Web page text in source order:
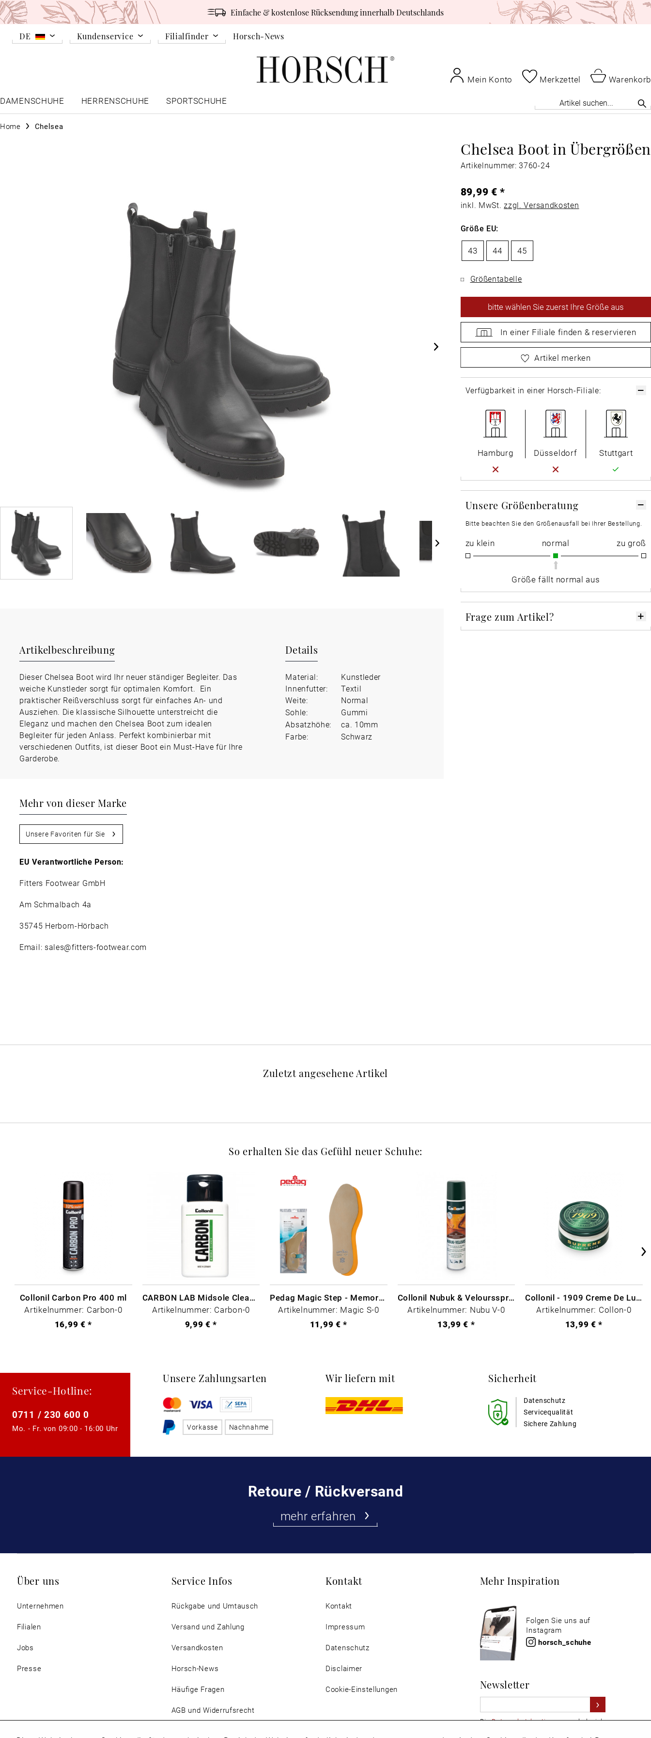
Einfache & kostenlose Rücksendung innerhalb Deutschlands
DE Kundenservice Filialfinder Horsch-News
Mein Konto Merkzettel
Warenkorb
DAMENSCHUHE
HERRENSCHUHE SPORTSCHUHE
Home Chelsea
Chelsea Boot in Übergrößen
Artikelnummer: 3760-24
Artikelbeschreibung
Dieser Chelsea Boot wird Ihr neuer ständiger Begleiter. Das
weiche Kunstleder sorgt für optimalen Komfort. Ein
praktischer Reißverschluss sorgt für einfaches An- und
Ausziehen. Die klassische Silhouette unterstreicht die
Eleganz und machen den Chelsea Boot zum idealen
Begleiter für jeden Anlass. Perfekt kombinierbar mit
verschiedenen Outfits, ist dieser Boot ein Must-Have für Ihre
Garderobe.
Details
Material:
Kunstleder
Innenfutter:
Textil
Weite:
Normal
Sohle:
Gummi
Absatzhöhe:
ca. 10mm
Farbe:
Schwarz
Mehr von dieser Marke
Unsere Favoriten für Sie
EU Verantwortliche Person:
Fitters Footwear GmbH
Am Schmalbach 4a
35745 Herborn-Hörbach
Email: sales@fitters-footwear.com
89,99 € *
inkl. MwSt.zzgl. Versandkosten
Größe EU:
43 44 45
Größentabelle
bittewählen Sie zuerst Ihre Größe aus
In einer Filiale finden & reservieren
wählen Sie zuerst Ihre Größe aus
Artikel merken
Verfügbarkeit in einer Horsch-Filiale:
Hamburg Düsseldorf Stuttgart
Unsere Größenberatung
Bitte beachten Sie den Größenausfall bei Ihrer Bestellung.
zu klein normal zu groß
Größe fällt normal aus
Frage zum Artikel?
Zuletzt angesehene Artikel
So erhalten Sie das Gefühl neuer Schuhe:
Collonil Carbon Pro 400 ml
Artikelnummer: Carbon-0
16,99 € *
CARBON LAB Midsole Cleaner
Artikelnummer: Carbon-0
9,99 € *
Pedag Magic Step - Memory Schaum
Artikelnummer: Magic S-0
11,99 € *
Collonil Nubuk & Veloursspray Schwarz
Artikelnummer: Nubu V-0
13,99 € *
Collonil - 1909 Creme De Luxe Farblos
Artikelnummer: Collon-0
13,99 € *
Retoure / Rückversand
mehr erfahren
Service-Hotline:
0711 / 230 600 0
Mo. - Fr. von 09:00 - 16:00 Uhr
Unsere Zahlungsarten
Vorkasse Nachnahme
Wir liefern mit Sicherheit
Datenschutz
Sichere Zahlung
Servicequalität
Über uns
Unternehmen
Filialen
Jobs
Presse
Service Infos
Rückgabe und Umtausch
Versand und Zahlung
Versandkosten
Horsch-News
Häufige Fragen
AGB und Widerrufsrecht
Kontakt
Kontakt
Impressum
Datenschutz
Disclaimer
Cookie-Einstellungen
Mehr Inspiration
Folgen Sie uns auf
Instagram
horsch_schuhe
Newsletter
DieDatenschutzbestimmungenhabe ich